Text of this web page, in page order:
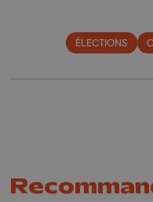
ÉLECTIONS